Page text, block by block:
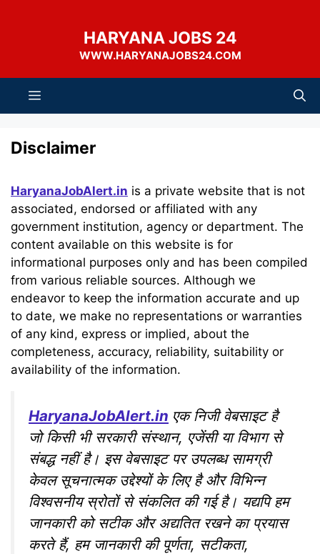
HARYANA JOBS 24
WWW.HARYANAJOBS24.COM
Menu
Disclaimer
HaryanaJobAlert.in is a private website that is not
associated, endorsed or affiliated with any
government institution, agency or department. The
content available on this website is for
informational purposes only and has been compiled
from various reliable sources. Although we
endeavor to keep the information accurate and up
to date, we make no representations or warranties
of any kind, express or implied, about the
completeness, accuracy, reliability, suitability or
availability of the information.
HaryanaJobAlert.in एक निजी वेबसाइट है
जो किसी भी सरकारी संस्थान, एजेंसी या विभाग से
संबद्ध नहीं है। इस वेबसाइट पर उपलब्ध सामग्री
केवल सूचनात्मक उद्देश्यों के लिए है और विभिन्न
विश्वसनीय स्रोतों से संकलित की गई है। यद्यपि हम
जानकारी को सटीक और अद्यतित रखने का प्रयास
करते हैं, हम जानकारी की पूर्णता, सटीकता,